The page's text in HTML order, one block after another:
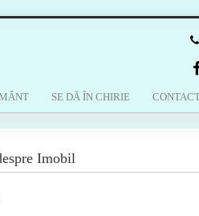
SE DĂ ÎN CHIRIE
Imobil